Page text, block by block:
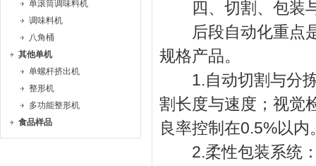
单滚筒调味料机
调味料机
八角桶
其他单机
单螺杆挤出机
整形机
多功能整形机
食品样品
四、切割、包装与
后段自动化重点是
规格产品。
1.自动切割与分拣
割长度与速度；视觉
良率控制在0.5%以内
2.柔性包装系统：